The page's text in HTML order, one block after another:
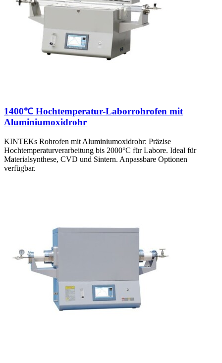
1400℃ Hochtemperatur-Laborrohrofen mit
Aluminiumoxidrohr
KINTEKs Rohrofen mit Aluminiumoxidrohr: Präzise
Hochtemperaturverarbeitung bis 2000°C für Labore. Ideal für
Materialsynthese, CVD und Sintern. Anpassbare Optionen
verfügbar.